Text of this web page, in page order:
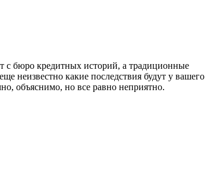
с бюро кредитных историй, а традиционные
неизвестно какие последствия будут у вашего
объяснимо, но все равно неприятно.